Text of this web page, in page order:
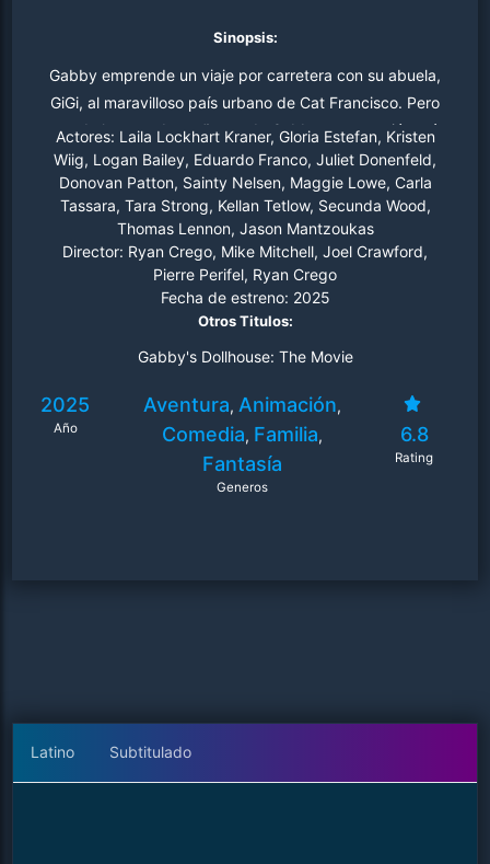
Sinopsis:
Gabby emprende un viaje por carretera con su abuela,
GiGi, al maravilloso país urbano de Cat Francisco. Pero
cuando la casa de muñecas de Gabby, su posesión más
preciada, termina en manos de una excéntrica señora de
los gatos llamada Vera, Gabby se embarca en una
aventura a través del mundo real para reunir a los gatos
Gabby y salvar la casa de muñecas antes de que sea
demasiado tarde.
Actores: Laila Lockhart Kraner, Gloria Estefan, Kristen
Wiig, Logan Bailey, Eduardo Franco, Juliet Donenfeld,
Donovan Patton, Sainty Nelsen, Maggie Lowe, Carla
Tassara, Tara Strong, Kellan Tetlow, Secunda Wood,
Thomas Lennon, Jason Mantzoukas
Director: Ryan Crego, Mike Mitchell, Joel Crawford,
Pierre Perifel, Ryan Crego
Fecha de estreno: 2025
Otros Titulos:
Gabby's Dollhouse: The Movie
2025
Año
Aventura, Animación,
Comedia, Familia,
Fantasía
Generos
6.8
Rating
Latino Subtitulado